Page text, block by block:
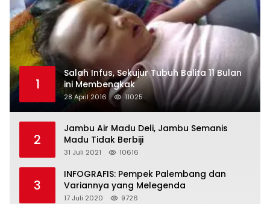
1
Salah Infus, Sekujur Tubuh Balita 11 Bulan
ini Membengkak
28 April 2016 11025
2
Jambu Air Madu Deli, Jambu Semanis
Madu Tidak Berbiji
31 Juli 2021 10616
3
INFOGRAFIS: Pempek Palembang dan
Variannya yang Melegenda
17 Juli 2020 9726